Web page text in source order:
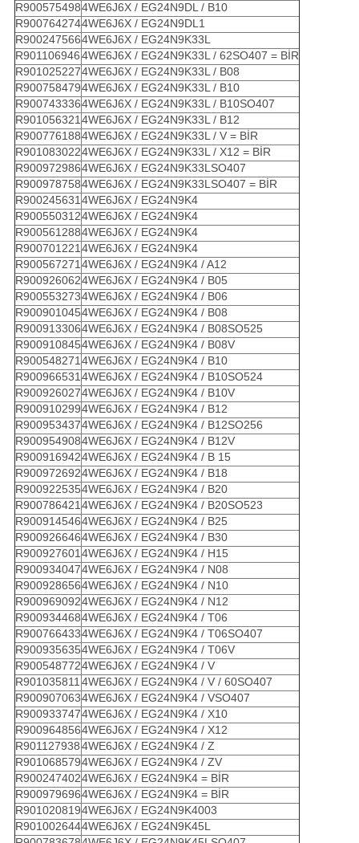
R9005754984WE6J6X / EG24N9DL / B10
R9007642744WE6J6X / EG24N9DL1
R9002475664WE6J6X / EG24N9K33L
R9011069464WE6J6X / EG24N9K33L / 62SO407 = BİR
R9010252274WE6J6X / EG24N9K33L / B08
R9007584794WE6J6X / EG24N9K33L / B10
R9007433364WE6J6X / EG24N9K33L / B10SO407
R9010563214WE6J6X / EG24N9K33L / B12
R9007761884WE6J6X / EG24N9K33L / V = BİR
R9010830224WE6J6X / EG24N9K33L / X12 = BİR
R9009729864WE6J6X / EG24N9K33LSO407
R9009787584WE6J6X / EG24N9K33LSO407 = BİR
R9002456314WE6J6X / EG24N9K4
R9005503124WE6J6X / EG24N9K4
R9005612884WE6J6X / EG24N9K4
R9007012214WE6J6X / EG24N9K4
R9005672714WE6J6X / EG24N9K4 / A12
R9009260624WE6J6X / EG24N9K4 / B05
R9005532734WE6J6X / EG24N9K4 / B06
R9009010454WE6J6X / EG24N9K4 / B08
R9009133064WE6J6X / EG24N9K4 / B08SO525
R9009108454WE6J6X / EG24N9K4 / B08V
R9005482714WE6J6X / EG24N9K4 / B10
R9009665314WE6J6X / EG24N9K4 / B10SO524
R9009260274WE6J6X / EG24N9K4 / B10V
R9009102994WE6J6X / EG24N9K4 / B12
R9009534374WE6J6X / EG24N9K4 / B12SO256
R9009549084WE6J6X / EG24N9K4 / B12V
R9009169424WE6J6X / EG24N9K4 / B 15
R9009726924WE6J6X / EG24N9K4 / B18
R9009225354WE6J6X / EG24N9K4 / B20
R9007864214WE6J6X / EG24N9K4 / B20SO523
R9009145464WE6J6X / EG24N9K4 / B25
R9009266464WE6J6X / EG24N9K4 / B30
R9009276014WE6J6X / EG24N9K4 / H15
R9009340474WE6J6X / EG24N9K4 / N08
R9009286564WE6J6X / EG24N9K4 / N10
R9009690924WE6J6X / EG24N9K4 / N12
R9009344684WE6J6X / EG24N9K4 / T06
R9007664334WE6J6X / EG24N9K4 / T06SO407
R9009356354WE6J6X / EG24N9K4 / T06V
R9005487724WE6J6X / EG24N9K4 / V
R9010358114WE6J6X / EG24N9K4 / V / 60SO407
R9009070634WE6J6X / EG24N9K4 / VSO407
R9009337474WE6J6X / EG24N9K4 / X10
R9009648564WE6J6X / EG24N9K4 / X12
R9011279384WE6J6X / EG24N9K4 / Z
R9010685794WE6J6X / EG24N9K4 / ZV
R9002474024WE6J6X / EG24N9K4 = BİR
R9009796964WE6J6X / EG24N9K4 = BİR
R9010208194WE6J6X / EG24N9K4003
R9010026444WE6J6X / EG24N9K45L